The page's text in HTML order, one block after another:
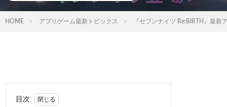
HOME アプリゲーム最新トピックス 『セブンナイツ Re:BIRTH』最
目次